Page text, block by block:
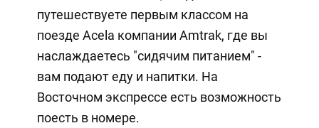
путешествуете первым классом на
поезде Acela компании Amtrak, где вы
наслаждаетесь "сидячим питанием" -
вам подают еду и напитки. На
Восточном экспрессе есть возможность
поесть в номере.